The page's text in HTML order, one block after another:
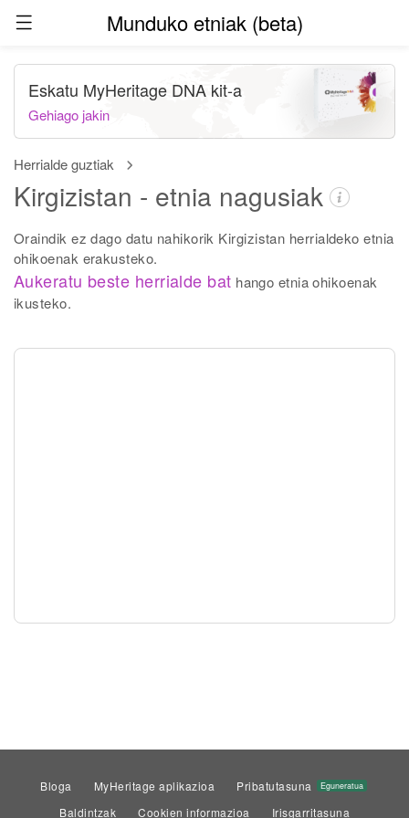
Munduko etniak (beta)
Herrialde guztiak
Kirgizistan - etnia nagusiak
Oraindik ez dago datu nahikorik Kirgizistan herrialdeko etnia
ohikoenak erakusteko.
Aukeratu beste herrialde bat hango etnia ohikoenak
ikusteko.
Eskatu MyHeritage DNA kit-a
Gehiago jakin
Bloga MyHeritage aplikazioa Pribatutasuna Eguneratua
Baldintzak Cookien informazioa Irisgarritasuna